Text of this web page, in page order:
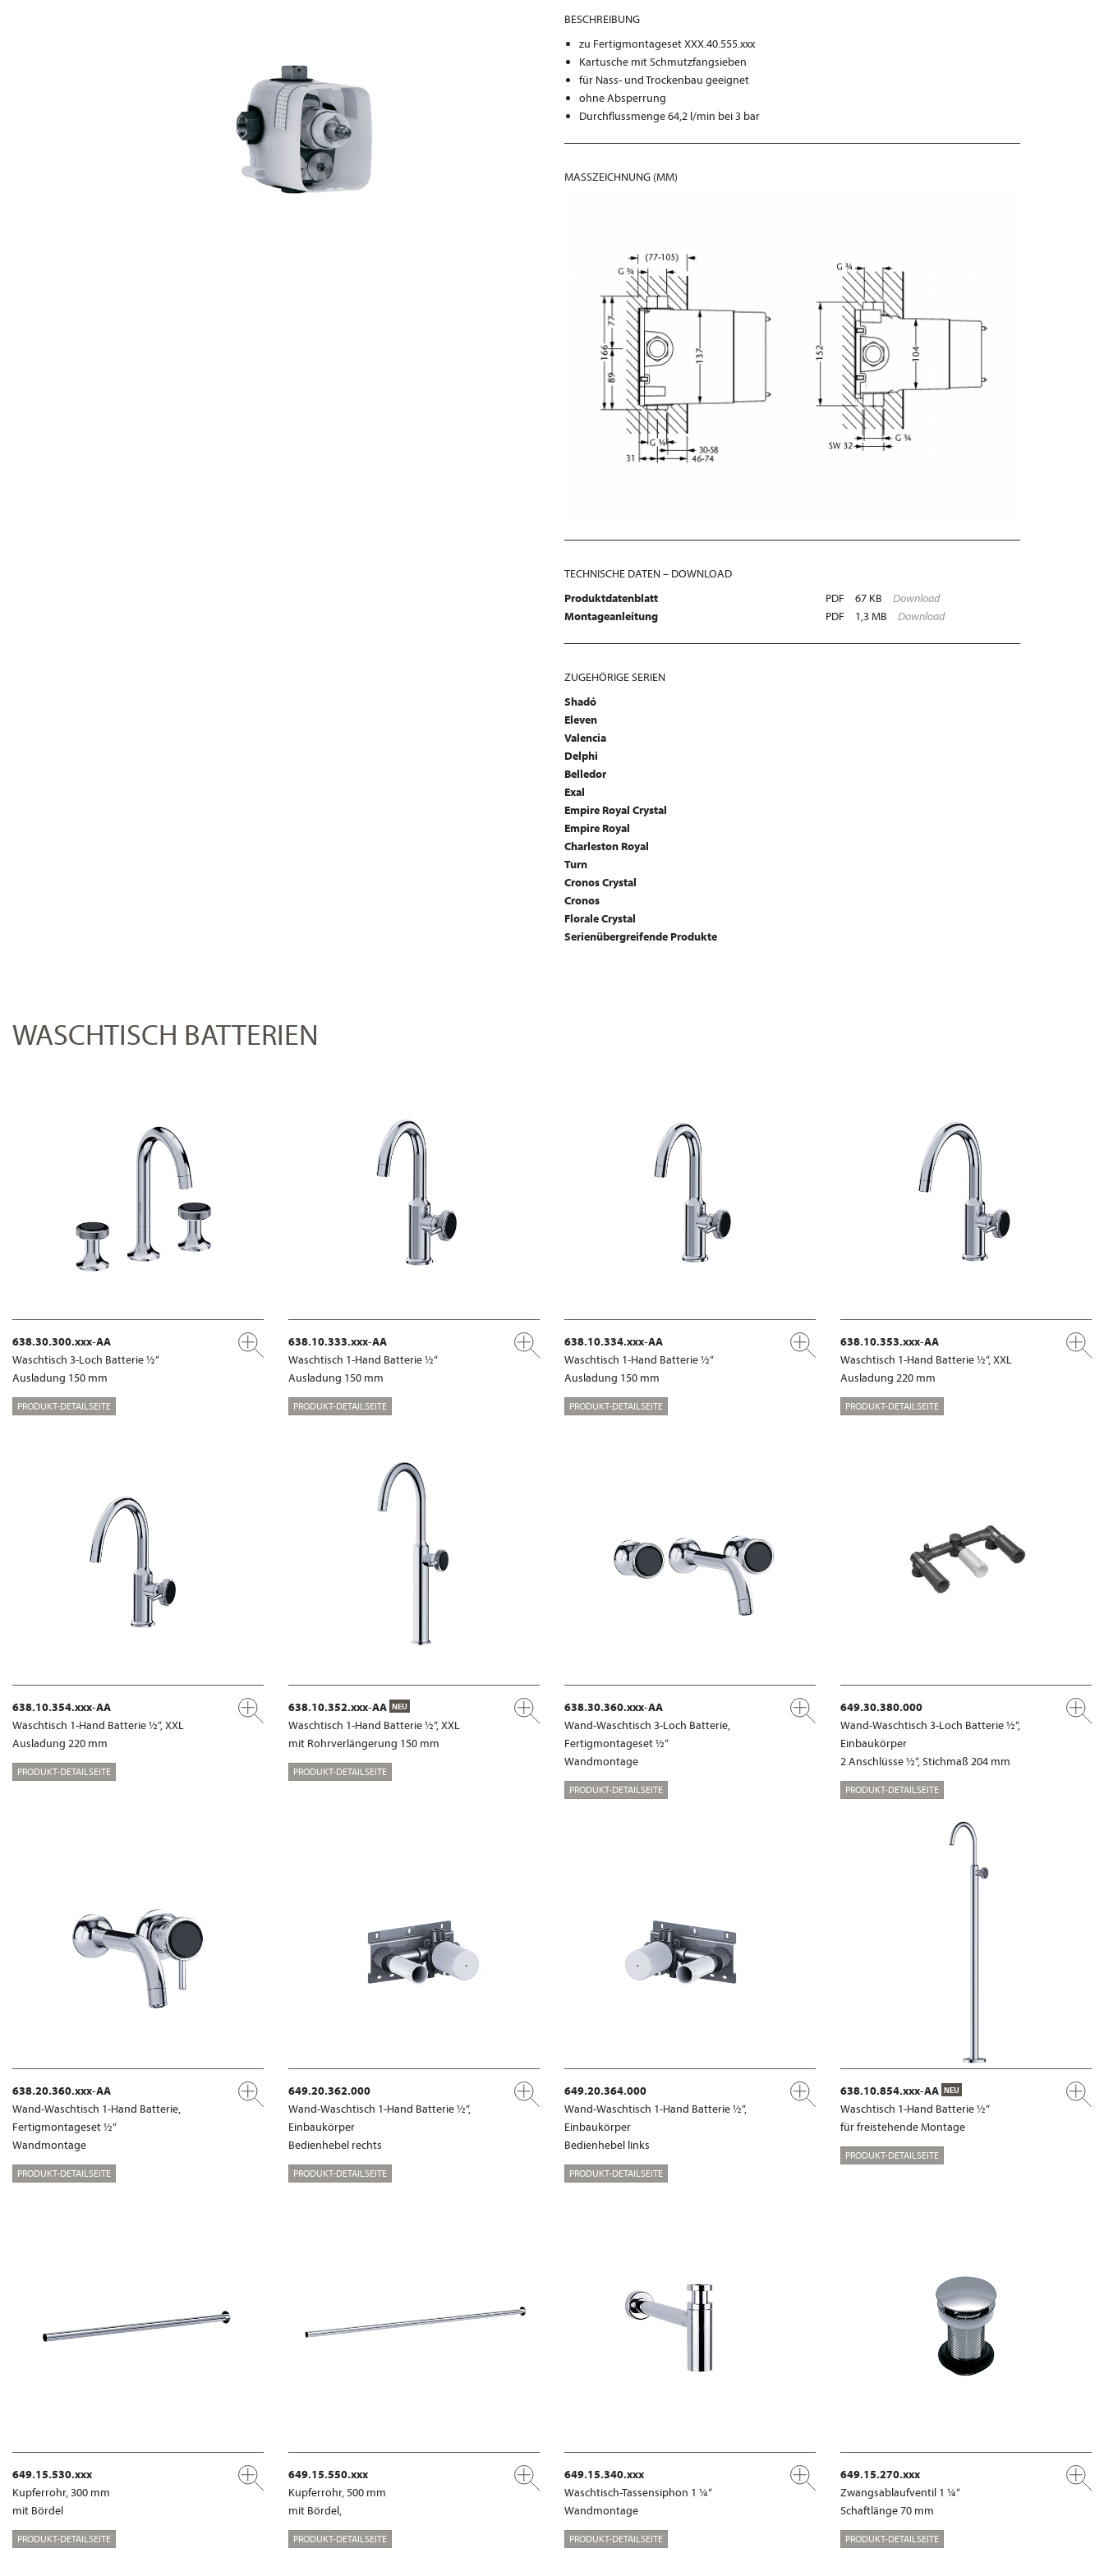
BESCHREIBUNG
zu Fertigmontageset XXX.40.555.xxx
Kartusche mit Schmutzfangsieben
für Nass- und Trockenbau geeignet
ohne Absperrung
Durchflussmenge 64,2 l/min bei 3 bar
MASSZEICHNUNG (MM)
TECHNISCHE DATEN – DOWNLOAD
Produktdatenblatt
PDF 67 KB
Download
Montageanleitung
PDF 1,3 MB Download
ZUGEHÖRIGE SERIEN
Shadó
Eleven
Valencia
Delphi
Belledor
Exal
Empire Royal Crystal
Empire Royal
Charleston Royal
Turn
Cronos Crystal
Cronos
Florale Crystal
Serienübergreifende Produkte
WASCHTISCH BATTERIEN
638.30.300.xxx-AA
Waschtisch 3-Loch Batterie ½“
Ausladung 150 mm
PRODUKT-DETAILSEITE
638.10.333.xxx-AA
Waschtisch 1-Hand Batterie ½“
Ausladung 150 mm
PRODUKT-DETAILSEITE
638.10.334.xxx-AA
Waschtisch 1-Hand Batterie ½“
Ausladung 150 mm
PRODUKT-DETAILSEITE
638.10.353.xxx-AA
Waschtisch 1-Hand Batterie ½“, XXL
Ausladung 220 mm
PRODUKT-DETAILSEITE
638.10.354.xxx-AA
Waschtisch 1-Hand Batterie ½“, XXL
Ausladung 220 mm
PRODUKT-DETAILSEITE
638.10.352.xxx-AA NEU
Waschtisch 1-Hand Batterie ½“, XXL
mit Rohrverlängerung 150 mm
PRODUKT-DETAILSEITE
638.30.360.xxx-AA
Wand-Waschtisch 3-Loch Batterie,
Fertigmontageset ½“
Wandmontage
PRODUKT-DETAILSEITE
649.30.380.000
Wand-Waschtisch 3-Loch Batterie ½“,
Einbaukörper
2 Anschlüsse ½“, Stichmaß 204 mm
PRODUKT-DETAILSEITE
638.20.360.xxx-AA
Wand-Waschtisch 1-Hand Batterie,
Fertigmontageset ½“
Wandmontage
PRODUKT-DETAILSEITE
649.20.362.000
Wand-Waschtisch 1-Hand Batterie ½“,
Einbaukörper
Bedienhebel rechts
PRODUKT-DETAILSEITE
649.20.364.000
Wand-Waschtisch 1-Hand Batterie ½“,
Einbaukörper
Bedienhebel links
PRODUKT-DETAILSEITE
638.10.854.xxx-AA NEU
Waschtisch 1-Hand Batterie ½“
für freistehende Montage
PRODUKT-DETAILSEITE
649.15.530.xxx
Kupferrohr, 300 mm
mit Bördel
PRODUKT-DETAILSEITE
649.15.550.xxx
Kupferrohr, 500 mm
mit Bördel,
PRODUKT-DETAILSEITE
649.15.340.xxx
Waschtisch-Tassensiphon 1 ¼“
Wandmontage
PRODUKT-DETAILSEITE
649.15.270.xxx
Zwangsablaufventil 1 ¼“
Schaftlänge 70 mm
PRODUKT-DETAILSEITE